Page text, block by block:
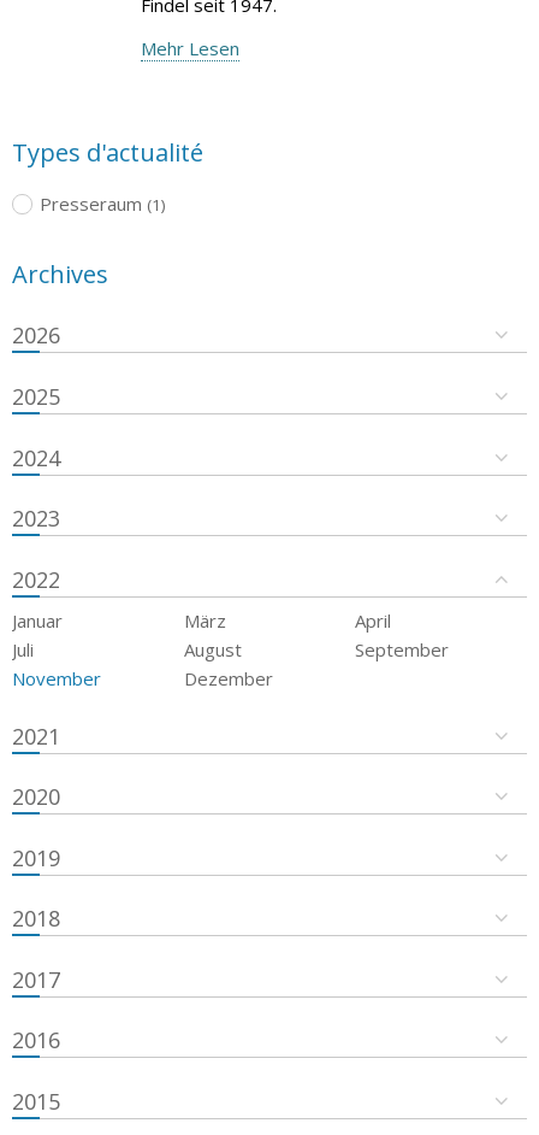
Mehr Lesen
Types d'actualité
Presseraum (1)
Archives
2026
2025
2024
2023
2022
Januar März
April
Juli
August
September
November
Dezember
2021
2020
2019
2018
2017
2016
2015